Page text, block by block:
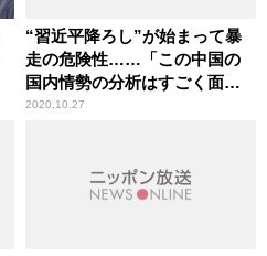
“習近平降ろし”が始まって暴
走の危険性……「この中国の
国内情勢の分析はすごく面白
い」辛坊治郎が言及
2020.10.27